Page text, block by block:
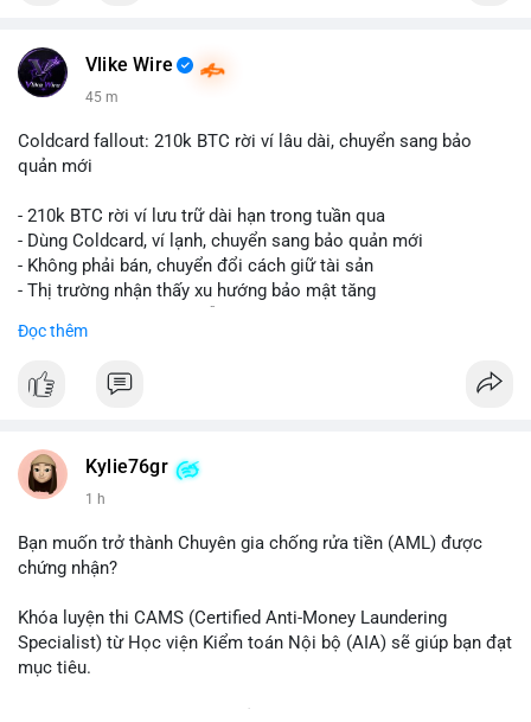
premium, PVA, aged với giá tốt nhất!
Vlike Wire
45 m
Coldcard fallout: 210k BTC rời ví lâu dài, chuyển sang bảo
quản mới
- 210k BTC rời ví lưu trữ dài hạn trong tuần qua
- Dùng Coldcard, ví lạnh, chuyển sang bảo quản mới
- Không phải bán, chuyển đổi cách giữ tài sản
- Thị trường nhận thấy xu hướng bảo mật tăng
#vlikevn #titanbot
Đọc thêm
Kylie76gr
1 h
Bạn muốn trở thành Chuyên gia chống rửa tiền (AML) được
chứng nhận?
Khóa luyện thi CAMS (Certified Anti-Money Laundering
Specialist) từ Học viện Kiểm toán Nội bộ (AIA) sẽ giúp bạn đạt
mục tiêu.